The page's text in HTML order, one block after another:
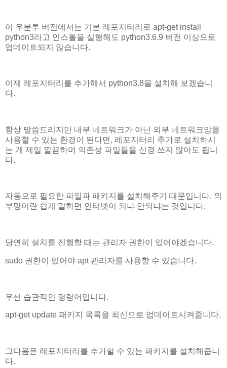
이 우분투 버전에서는 기본 레포지터리로 apt-get install
python3라고 인스톨을 실행해도 python3.6.9 버전 이상으로
업데이트되지 않습니다.
이제 레포지터리를 추가해서 python3.8을 설치해 보겠습니
다.
항상 말씀드리지만 내부 네트워크가 아닌 외부 네트워크망을
사용할 수 있는 환경이 된다면, 레포지터리 추가로 설치하시
는 게 제일 깔끔하며 의존성 파일들을 신경 쓰지 않아도 됩니
다.
자동으로 필요한 파일과 패키지를 설치해주기 때문입니다. 외
부망이란 쉽게 말하면 인터넷이 되냐 안되냐는 것입니다.
당연히 설치를 진행할 때는 관리자 권한이 있어야겠습니다.
sudo 권한이 있어야 apt 관리자를 사용할 수 있습니다.
우선 습관적인 명령어입니다.
apt-get update 패키지 목록을 최신으로 업데이트시켜줍니다.
그다음은 레포지터리를 추가할 수 있는 패키지를 설치해줍니
다.